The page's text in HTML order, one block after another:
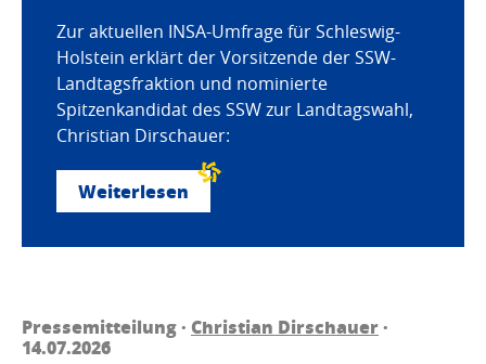
Zur aktuellen INSA-Umfrage für Schleswig-
Holstein erklärt der Vorsitzende der SSW-
Landtagsfraktion und nominierte
Spitzenkandidat des SSW zur Landtagswahl,
Christian Dirschauer:
Weiterlesen
Pressemitteilung · Christian Dirschauer·
14.07.2026